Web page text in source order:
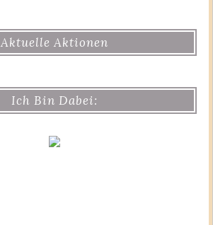
Aktuelle Aktionen
Ich Bin Dabei: